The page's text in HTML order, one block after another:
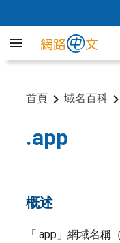
首頁 域名百科
.app
概述
「.app」網域名稱